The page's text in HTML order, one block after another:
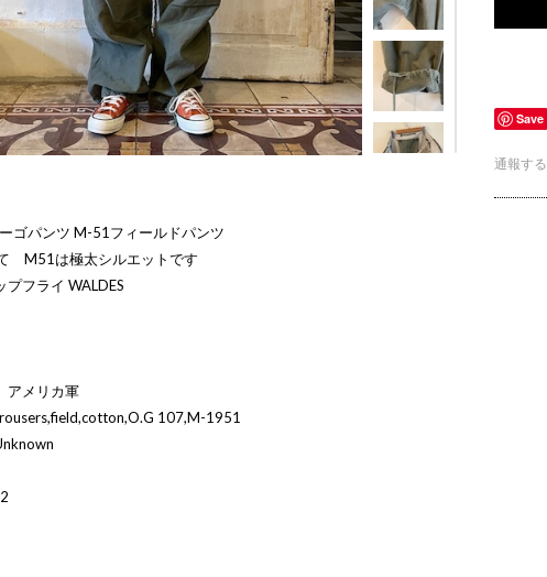
ゴパンツ M-51フィールドパンツ
M51は極太シルエットです
プフライ WALDES
アメリカ軍
107,M-1951
Save
通報する